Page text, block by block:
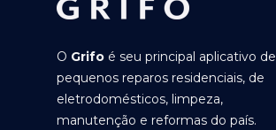
O Grifo é seu principal aplicativo de
pequenos reparos residenciais, de
eletrodomésticos, limpeza,
manutenção e reformas do país.